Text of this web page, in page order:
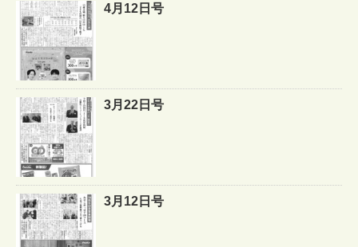
4月12日号
3月22日号
3月12日号